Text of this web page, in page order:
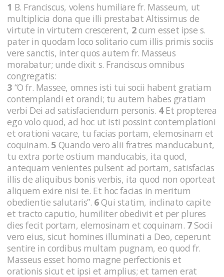
1 B. Franciscus, volens humiliare fr. Masseum, ut
multiplicia dona que illi prestabat Altissimus de
virtute in virtutem crescerent, 2cum esset ipse s.
pater in quodam loco solitario cum illis primis sociis
vere sanctis, inter quos autem fr. Masseus
morabatur; unde dixit s. Franciscus omnibus
congregatis:
3 “O fr. Massee, omnes isti tui socii habent gratiam
contemplandi et orandi; tu autem habes gratiam
verbi Dei ad satisfaciendum personis. 4Et propterea
ego volo quod, ad hoc ut isti possint contemplationi
et orationi vacare, tu facias portam, elemosinam et
coquinam. 5 Quando vero alii fratres manducabunt,
tu extra porte ostium manducabis, ita quod,
antequam venientes pulsent ad portam, satisfacias
illis de aliquibus bonis verbis, ita quod non oporteat
aliquem exire nisi te. Et hoc facias in meritum
obedientie salutaris”. 6Qui statim, inclinato capite
et tracto caputio, humiliter obedivit et per plures
dies fecit portam, elemosinam et coquinam. 7Socii
vero eius, sicut homines illuminati a Deo, ceperunt
sentire in cordibus multam pugnam, eo quod fr.
Masseus esset homo magne perfectionis et
orationis sicut et ipsi et amplius; et tamen erat